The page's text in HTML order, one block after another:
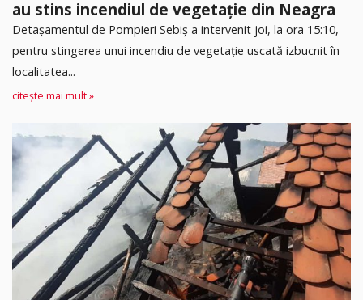
au stins incendiul de vegetație din Neagra
Detașamentul de Pompieri Sebiș a intervenit joi, la ora 15:10,
pentru stingerea unui incendiu de vegetație uscată izbucnit în
localitatea...
citește mai mult »